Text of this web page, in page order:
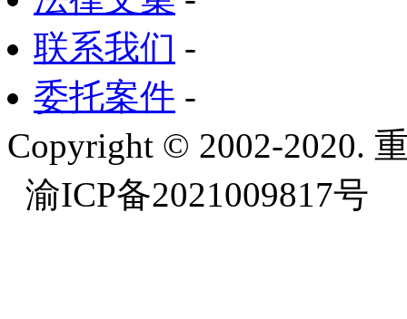
联系我们 -
委托案件 -
Copyright © 2002-2020.
渝ICP备2021009817号